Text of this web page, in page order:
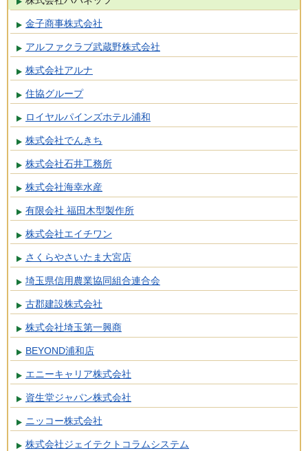
金子商事株式会社
アルファクラブ武蔵野株式会社
株式会社アルナ
住協グループ
ロイヤルパインズホテル浦和
株式会社でんきち
株式会社石井工務所
株式会社海幸水産
有限会社 福田木型製作所
株式会社エイチワン
さくらやさいたま大宮店
埼玉県信用農業協同組合連合会
古郡建設株式会社
株式会社埼玉第一興商
BEYOND浦和店
エニーキャリア株式会社
資生堂ジャパン株式会社
ニッコー株式会社
株式会社ジェイテクトコラムシステム